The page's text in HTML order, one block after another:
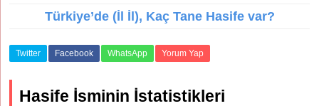
Türkiye’de (İl İl), Kaç Tane Hasife var?
Twitter Facebook WhatsApp Yorum Yap
Hasife İsminin İstatistikleri